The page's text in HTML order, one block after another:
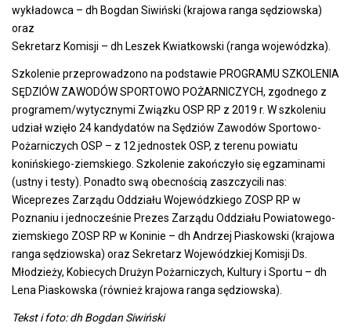
wykładowca – dh Bogdan Siwiński (krajowa ranga sędziowska)
oraz
Sekretarz Komisji – dh Leszek Kwiatkowski (ranga wojewódzka).
Szkolenie przeprowadzono na podstawie PROGRAMU SZKOLENIA
SĘDZIÓW ZAWODÓW SPORTOWO POŻARNICZYCH, zgodnego z
programem/wytycznymi Związku OSP RP z 2019 r. W szkoleniu
udział wzięło 24 kandydatów na Sędziów Zawodów Sportowo-
Pożarniczych OSP – z 12 jednostek OSP, z terenu powiatu
konińskiego-ziemskiego. Szkolenie zakończyło się egzaminami
(ustny i testy). Ponadto swą obecnością zaszczycili nas:
Wiceprezes Zarządu Oddziału Wojewódzkiego ZOSP RP w
Poznaniu i jednocześnie Prezes Zarządu Oddziału Powiatowego-
ziemskiego ZOSP RP w Koninie – dh Andrzej Piaskowski (krajowa
ranga sędziowska) oraz Sekretarz Wojewódzkiej Komisji Ds.
Młodzieży, Kobiecych Drużyn Pożarniczych, Kultury i Sportu – dh
Lena Piaskowska (również krajowa ranga sędziowska).
Tekst i foto: dh Bogdan Siwiński